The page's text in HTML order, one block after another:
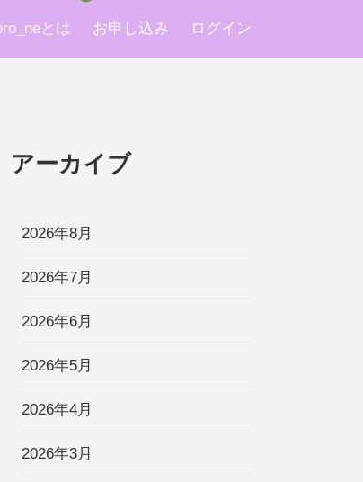
とは お申し込み ログイン
アーカイブ
2026年8月
2026年7月
2026年6月
2026年5月
2026年4月
2026年3月